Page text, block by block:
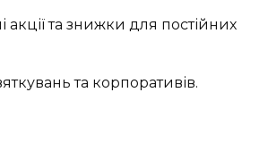
акції та знижки для постійних
та корпоративів.